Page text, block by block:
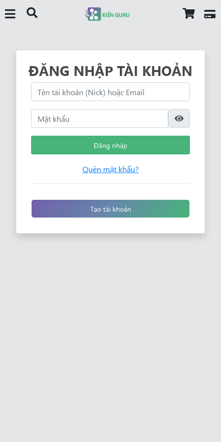
ĐĂNG NHẬP TÀI KHOẢN
Đăng nhập
Quên mật khẩu?
Tạo tài khoản